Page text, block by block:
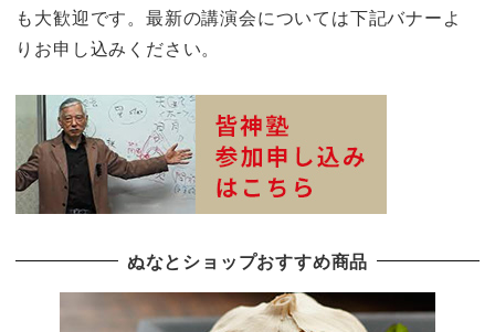
も大歓迎です。最新の講演会については下記バナーよ
りお申し込みください。
ぬなとショップおすすめ商品